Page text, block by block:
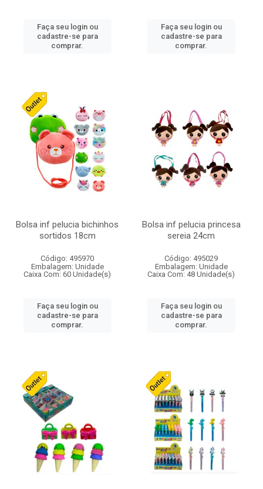
Faça seu login ou
cadastre-se para
comprar.
Faça seu login ou
cadastre-se para
comprar.
Bolsa inf pelucia bichinhos
sortidos 18cm
Código: 495970
Embalagem: Unidade
Caixa Com: 60 Unidade(s)
Faça seu login ou
cadastre-se para
comprar.
Bolsa inf pelucia princesa
sereia 24cm
Código: 495029
Embalagem: Unidade
Caixa Com: 48 Unidade(s)
Faça seu login ou
cadastre-se para
comprar.